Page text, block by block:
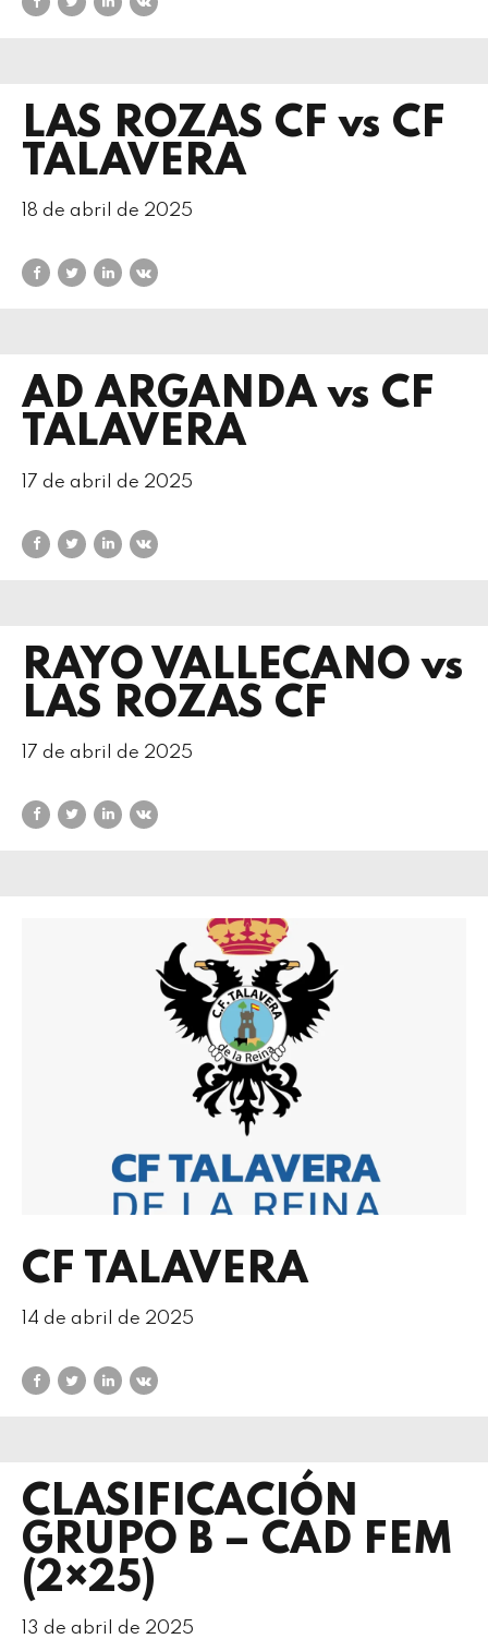
LAS ROZAS CF vs CF
TALAVERA
18 de abril de 2025
AD ARGANDA vs CF
TALAVERA
17 de abril de 2025
RAYO VALLECANO vs
LAS ROZAS CF
17 de abril de 2025
CF TALAVERA
14 de abril de 2025
CLASIFICACIÓN
GRUPO B – CAD FEM
(2×25)
13 de abril de 2025